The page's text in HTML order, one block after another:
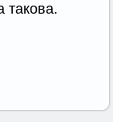
такова.